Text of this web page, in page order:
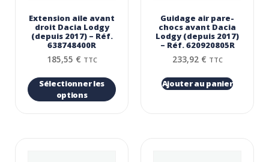
Extension aile avant
droit Dacia Lodgy
(depuis 2017) – Réf.
638748400R
185,55 € TTC
Sélectionner les
options
Guidage air pare-
chocs avant Dacia
Lodgy (depuis 2017)
– Réf. 620920805R
233,92 € TTC
Ajouter au panier